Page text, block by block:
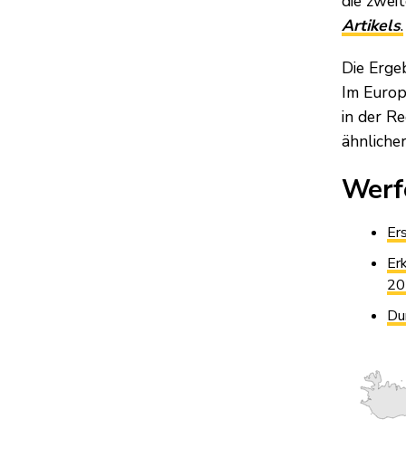
Artikels.
Die
Im
in der